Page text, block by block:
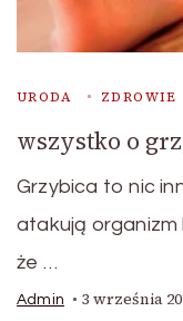
URODA ZDROWIE
wszystko o
Grzybica to nic
atakują organizm
że …
Admin 3 września